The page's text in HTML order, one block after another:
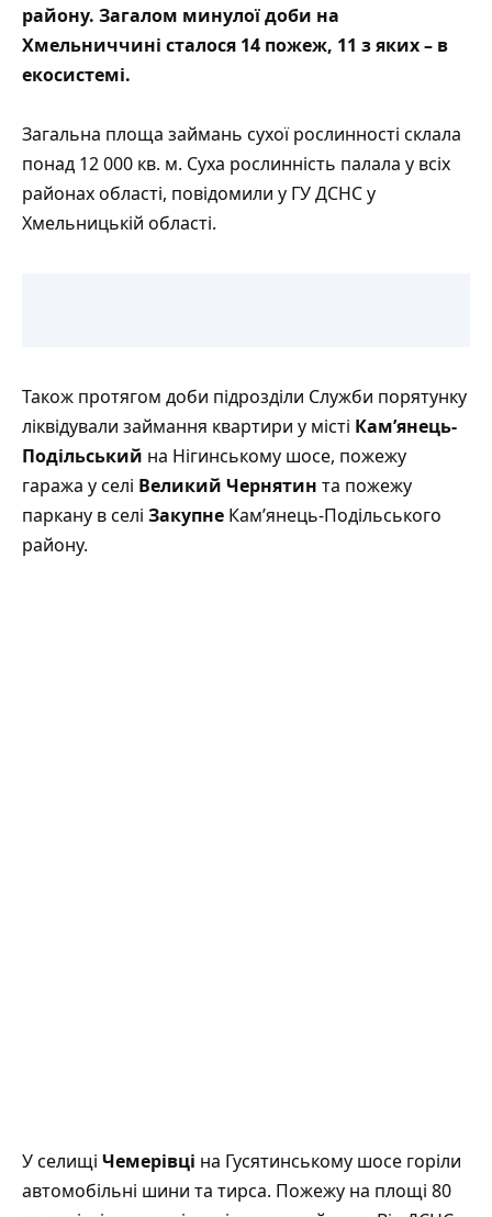
району. Загалом минулої доби на
Хмельниччині сталося 14 пожеж, 11 з яких – в
екосистемі.
Загальна площа займань сухої рослинності склала
понад 12 000 кв. м. Суха рослинність палала у всіх
районах області, повідомили у ГУ ДСНС у
Хмельницькій області.
Також протягом доби підрозділи Служби порятунку
ліквідували займання квартири у місті Кам’янець-
Подільський на Нігинському шосе, пожежу
гаража у селі Великий Чернятин та пожежу
паркану в селі Закупне Кам’янець-Подільського
району.
У селищі Чемерівці на Гусятинському шосе горіли
автомобільні шини та тирса. Пожежу на площі 80